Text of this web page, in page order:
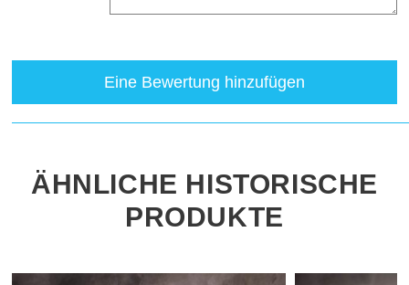
Eine Bewertung hinzufügen
ÄHNLICHE HISTORISCHE
PRODUKTE